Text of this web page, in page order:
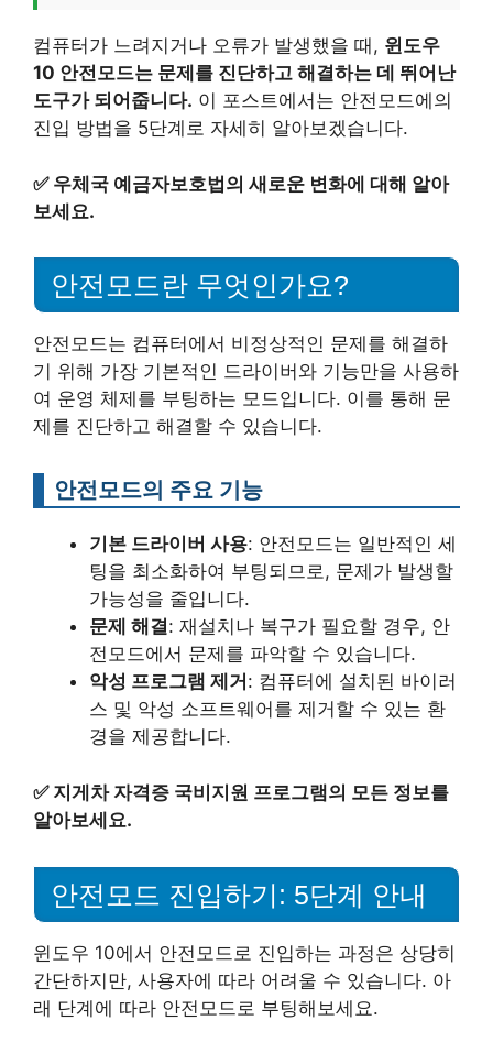
컴퓨터가 느려지거나 오류가 발생했을 때, 윈도우
10 안전모드는 문제를 진단하고 해결하는 데 뛰어난
도구가 되어줍니다. 이 포스트에서는 안전모드에의
진입 방법을 5단계로 자세히 알아보겠습니다.
✅ 우체국 예금자보호법의 새로운 변화에 대해 알아
보세요.
안전모드란 무엇인가요?
안전모드는 컴퓨터에서 비정상적인 문제를 해결하
기 위해 가장 기본적인 드라이버와 기능만을 사용하
여 운영 체제를 부팅하는 모드입니다. 이를 통해 문
제를 진단하고 해결할 수 있습니다.
안전모드의 주요 기능
기본 드라이버 사용: 안전모드는 일반적인 세
팅을 최소화하여 부팅되므로, 문제가 발생할
가능성을 줄입니다.
문제 해결: 재설치나 복구가 필요할 경우, 안
전모드에서 문제를 파악할 수 있습니다.
악성 프로그램 제거 : 컴퓨터에 설치된 바이러
스 및 악성 소프트웨어를 제거할 수 있는 환
경을 제공합니다.
✅ 지게차 자격증 국비지원 프로그램의 모든 정보를
알아보세요.
안전모드 진입하기: 5단계 안내
윈도우 10에서 안전모드로 진입하는 과정은 상당히
간단하지만, 사용자에 따라 어려울 수 있습니다. 아
래 단계에 따라 안전모드로 부팅해보세요.